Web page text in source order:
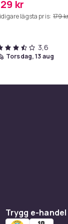
kr
lägsta pris: 179
3,6
torsdag, 13 aug
Trygg e-handel